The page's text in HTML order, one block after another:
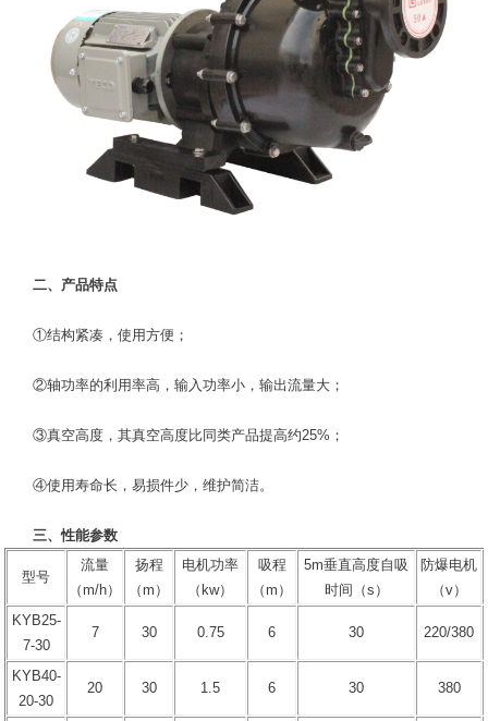
二、产品特点
①结构紧凑，使用方便；
②轴功率的利用率高，输入功率小，输出流量大；
③真空高度，其真空高度比同类产品提高约25%；
④使用寿命长，易损件少，维护简洁。
三、性能参数
型号
流量
（m/h）
扬程
（m）
电机功率
（kw）
吸程
（m）
5m垂直高度自吸
时间（s）
防爆电机
（v）
KYB25-
7-30
7 30 0.75 6 30 220/380
KYB40-
20-30
20 30 1.5 6 30 380